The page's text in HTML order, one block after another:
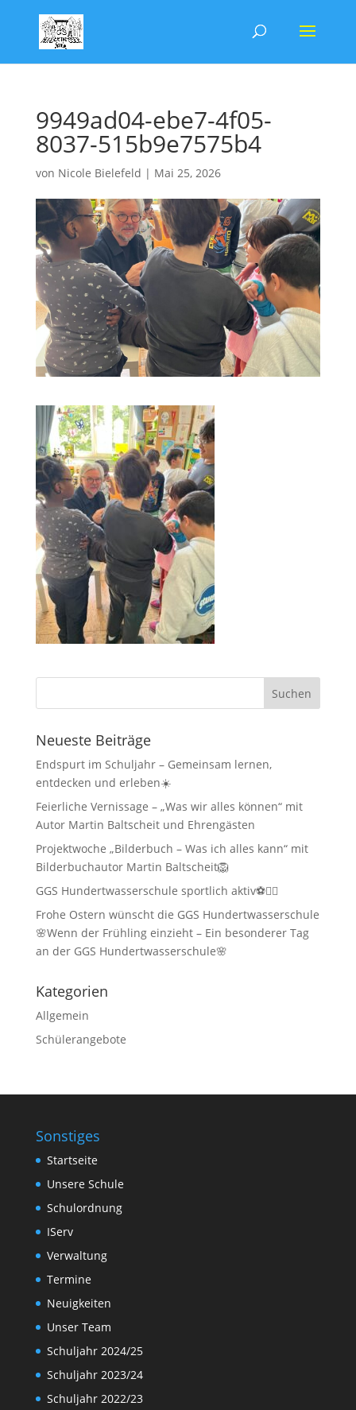
9949ad04-ebe7-4f05-
8037-515b9e7575b4
von Nicole Bielefeld | Mai 25, 2026
Neueste Beiträge
Endspurt im Schuljahr – Gemeinsam lernen,
entdecken und erleben☀️
Feierliche Vernissage – „Was wir alles können“ mit
Autor Martin Baltscheit und Ehrengästen
Projektwoche „Bilderbuch – Was ich alles kann“ mit
Bilderbuchautor Martin Baltscheit🦁
GGS Hundertwasserschule sportlich aktiv⚽🏃‍♂️
Frohe Ostern wünscht die GGS Hundertwasserschule
🌸Wenn der Frühling einzieht – Ein besonderer Tag
an der GGS Hundertwasserschule🌸
Kategorien
Allgemein
Schülerangebote
Sonstiges
Startseite
Unsere Schule
Schulordnung
IServ
Verwaltung
Termine
Neuigkeiten
Unser Team
Schuljahr 2024/25
Schuljahr 2023/24
Schuljahr 2022/23